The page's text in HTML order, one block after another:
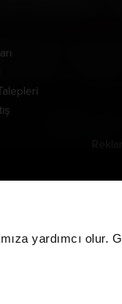
yardımcı olur.
İade